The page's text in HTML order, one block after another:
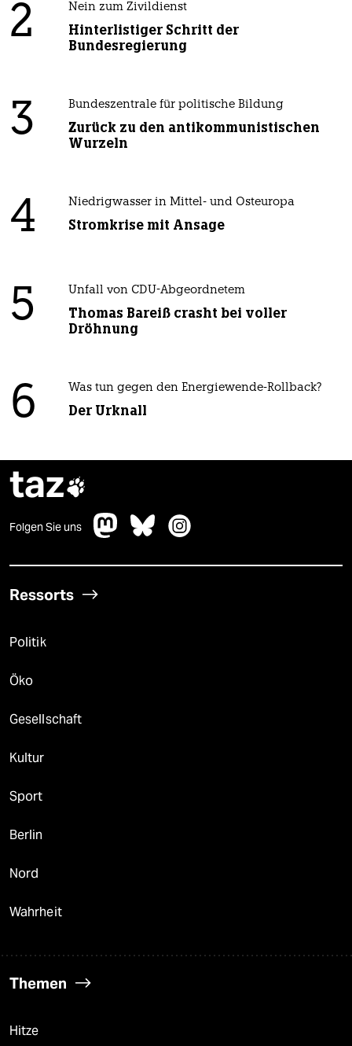
2 Nein zum Zivildienst
Hinterlistiger Schritt der
Bundesregierung
3 Bundeszentrale für politische Bildung
Zurück zu den antikommunistischen
Wurzeln
4 Niedrigwasser in Mittel- und Osteuropa
Stromkrise mit Ansage
5 Unfall von CDU-Abgeordnetem
Thomas Bareiß crasht bei voller
Dröhnung
6 Was tun gegen den Energiewende-Rollback?
Der Urknall
taz
Folgen Sie uns
Ressorts
Politik
Öko
Gesellschaft
Kultur
Sport
Berlin
Nord
Wahrheit
Themen
Hitze